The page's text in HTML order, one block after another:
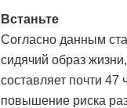
Встаньте
Согласно данным
сидячий образ
составляет почти 47
повышение риска